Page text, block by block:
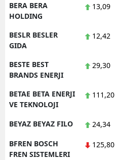
BERA BERA
HOLDING
13,09
BESLR BESLER
GIDA
12,42
BESTE BEST
BRANDS ENERJI
29,30
BETAE BETA ENERJI
VE TEKNOLOJI
111,20
BEYAZ BEYAZ FILO 24,34
BFREN BOSCH
FREN SISTEMLERI
125,80